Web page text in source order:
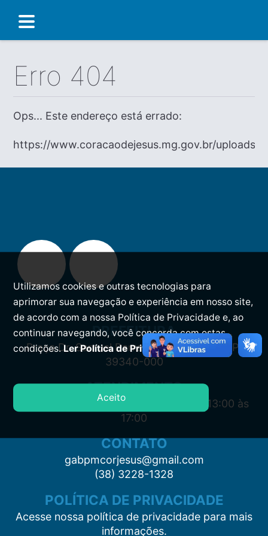
Erro 404
Ops... Este endereço está errado:
https://www.coracaodejesus.mg.gov.br/uploads/
PREFEITURA
Praça Dr. Samuel Barreto, s/n, Centro CEP:
39340-000
ATENDIMENTO
Segunda à Sexta: 7:00 às 11:00 e das 13:00 às
17:00
CONTATO
gabpmcorjesus@gmail.com
(38) 3228-1328
POLÍTICA DE PRIVACIDADE
Acesse nossa política de privacidade para mais
informações.
Utilizamos cookies e outras tecnologias para
aprimorar sua navegação e experiência em nosso site,
de acordo com a nossa Política de Privacidade e, ao
continuar navegando, você concorda com estas
condições.Ler Política de Privacidade.
Aceito